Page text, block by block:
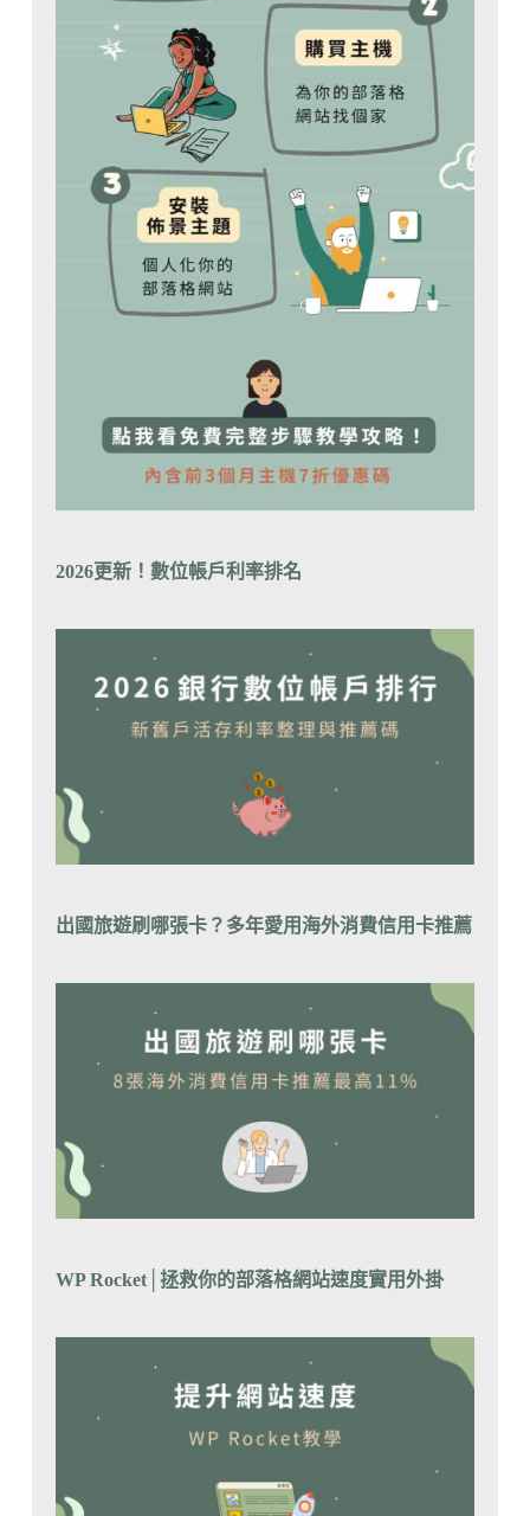
2026更新！數位帳戶利率排名
出國旅遊刷哪張卡？ 多年愛用海外消費信用卡推薦
WP Rocket│拯救你的部落格網站速度實用外掛